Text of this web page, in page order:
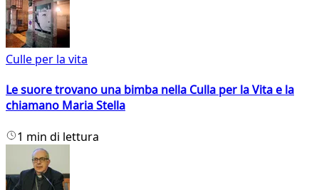
Culle per la vita
Le suore trovano una bimba nella Culla per la Vita e la
chiamano Maria Stella
1 min di lettura